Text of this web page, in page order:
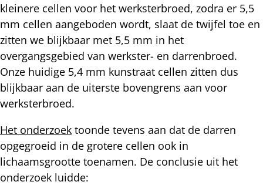
kleinere cellen voor het werksterbroed, zodra er 5,5
mm cellen aangeboden wordt, slaat de twijfel toe en
zitten we blijkbaar met 5,5 mm in het
overgangsgebied van werkster- en darrenbroed.
Onze huidige 5,4 mm kunstraat cellen zitten dus
blijkbaar aan de uiterste bovengrens aan voor
werksterbroed.
Het onderzoek toonde tevens aan dat de darren
opgegroeid in de grotere cellen ook in
lichaamsgrootte toenamen. De conclusie uit het
onderzoek luidde: